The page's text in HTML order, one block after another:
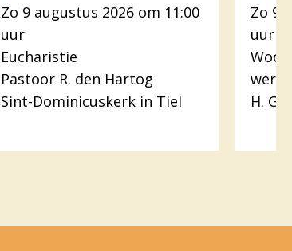
Zo 9 augustus 2026 om 11:00
uur
Eucharistie
Pastoor R. den Hartog
Sint-Dominicuskerk in Tiel
Zo 9
uur
H.